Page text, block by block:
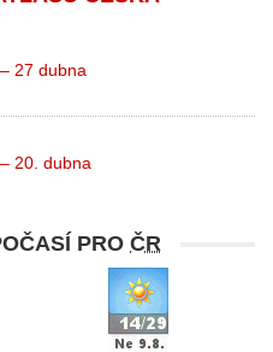
27 dubna
20. dubna
PRO ČR